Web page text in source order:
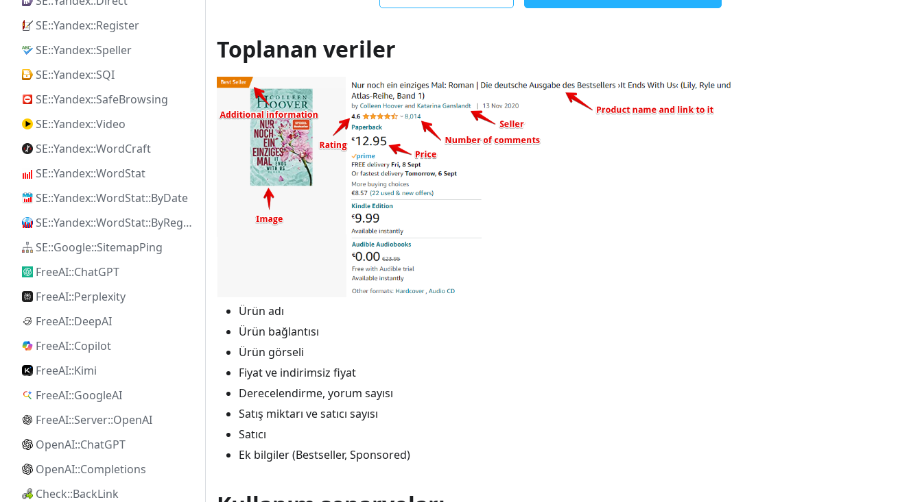
SE::Yandex::Register
SE::Yandex::Speller
SE::Yandex::SQI
SE::Yandex::SafeBrowsing
SE::Yandex::Video
SE::Yandex::WordCraft
SE::Yandex::WordStat
SE::Yandex::WordStat::ByDate
SE::Yandex::WordStat::ByRegion
SE::Google::SitemapPing
FreeAI::ChatGPT
FreeAI::Perplexity
FreeAI::DeepAI
FreeAI::Copilot
FreeAI::Kimi
FreeAI::GoogleAI
FreeAI::Server::OpenAI
OpenAI::ChatGPT
OpenAI::Completions
Check::BackLink
Toplanan veriler
Ürün adı
Ürün bağlantısı
Ürün görseli
Fiyat ve indirimsiz fiyat
Derecelendirme, yorum sayısı
Satış miktarı ve satıcı sayısı
Satıcı
Ek bilgiler (Bestseller, Sponsored)